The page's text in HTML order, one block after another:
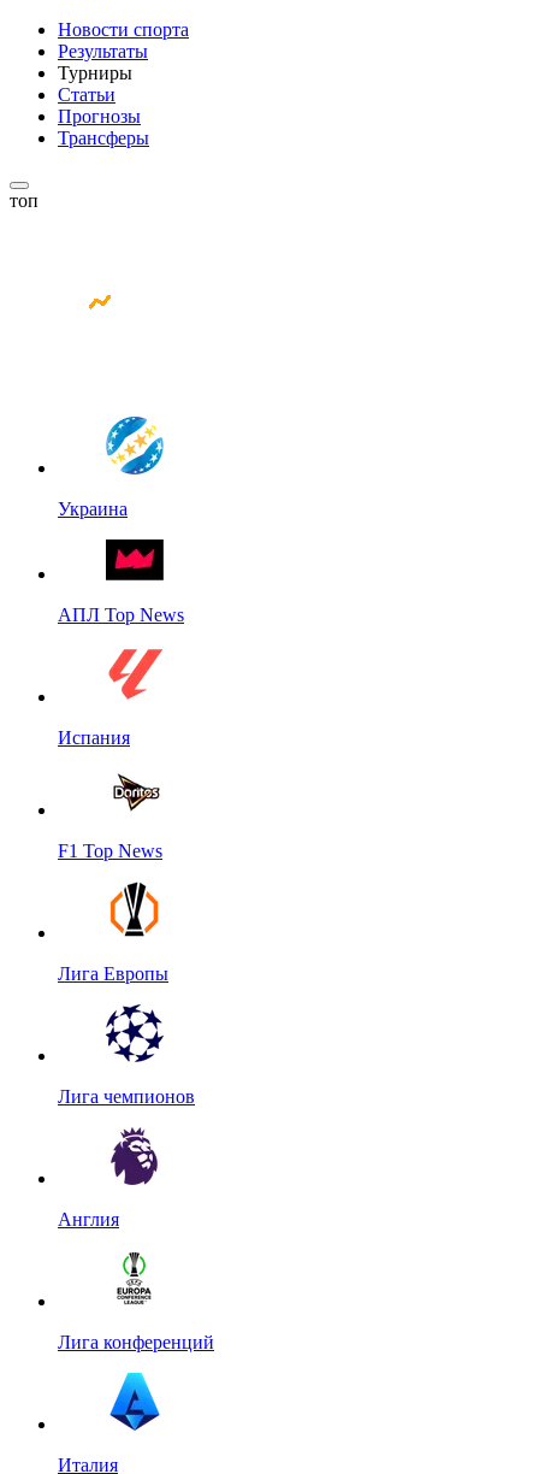
Новости спорта
Результаты
Турниры
Статьи
Прогнозы
Трансферы
топ
Украина
АПЛ Top News
Испания
F1 Top News
Лига Европы
Лига чемпионов
Англия
Лига конференций
Италия